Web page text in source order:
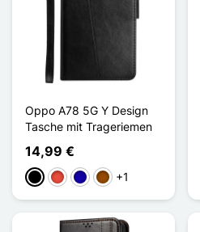
Oppo A78 5G Y Design
Tasche mit Trageriemen
14,99 €
Schwarz
Rot Dunkelblau
Braun
+1